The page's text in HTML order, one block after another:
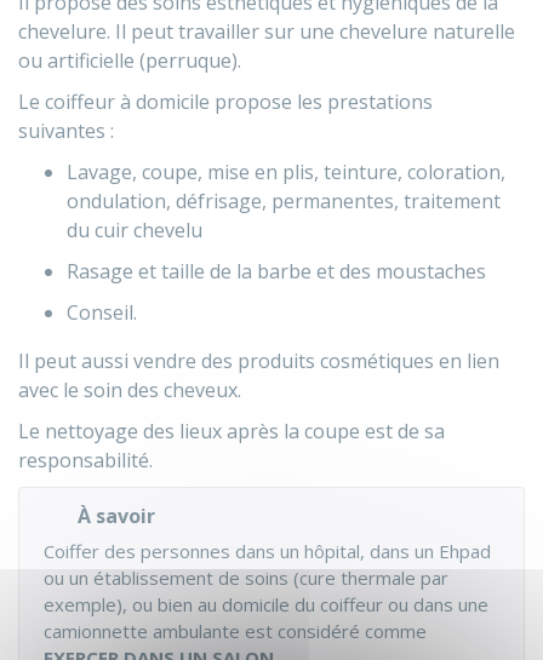
chevelure. Il peut travailler sur une chevelure naturelle
ou artificielle (perruque).
Le coiffeur à domicile propose les prestations
suivantes :
Lavage, coupe, mise en plis, teinture, coloration,
ondulation, défrisage, permanentes, traitement
du cuir chevelu
Rasage et taille de la barbe et des moustaches
Conseil.
Il peut aussi vendre des produits cosmétiques en lien
avec le soin des cheveux.
Le nettoyage des lieux après la coupe est de sa
responsabilité.
À savoir
Coiffer des personnes dans un hôpital, dans un Ehpad
ou un établissement de soins (cure thermale par
exemple), ou bien au domicile du coiffeur ou dans une
camionnette ambulante est considéré comme